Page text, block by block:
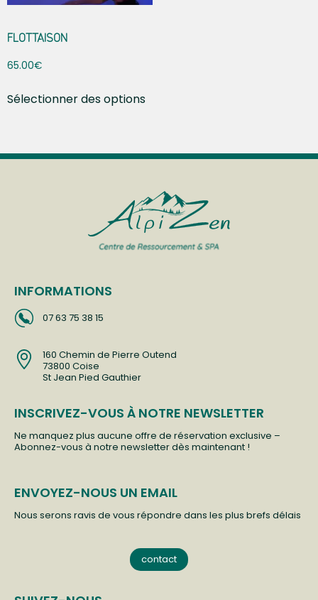
FLOTTAISON
65.00€
Sélectionner des options
INFORMATIONS
07 63 75 38 15
160 Chemin de Pierre Outend
73800 Coise
St Jean Pied Gauthier
INSCRIVEZ-VOUS À NOTRE NEWSLETTER
Ne manquez plus aucune offre de réservation exclusive –
Abonnez-vous à notre newsletter dès maintenant !
ENVOYEZ-NOUS UN EMAIL
Nous serons ravis de vous répondre dans les plus brefs délais
contact